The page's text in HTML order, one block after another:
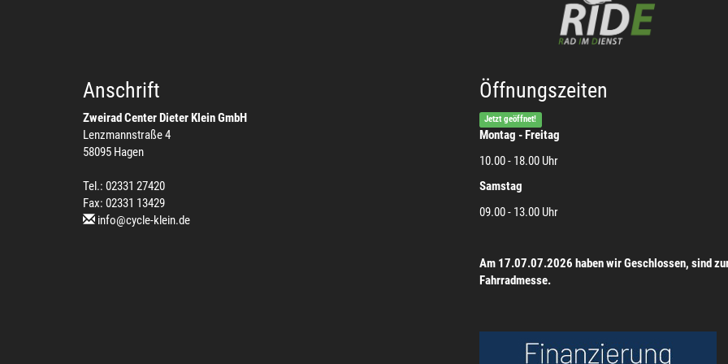
Anschrift
Zweirad Center Dieter Klein GmbH
Lenzmannstraße 4
58095 Hagen
Tel.: 02331 27420
Fax: 02331 13429
info@cycle-klein.de
Öffnungszeiten
Jetzt geöffnet!
Montag - Freitag
10.00 - 18.00 Uhr
Samstag
09.00 - 13.00 Uhr
Am 17.07.07.2026 haben wir Geschlossen, sind
Fahrradmesse.